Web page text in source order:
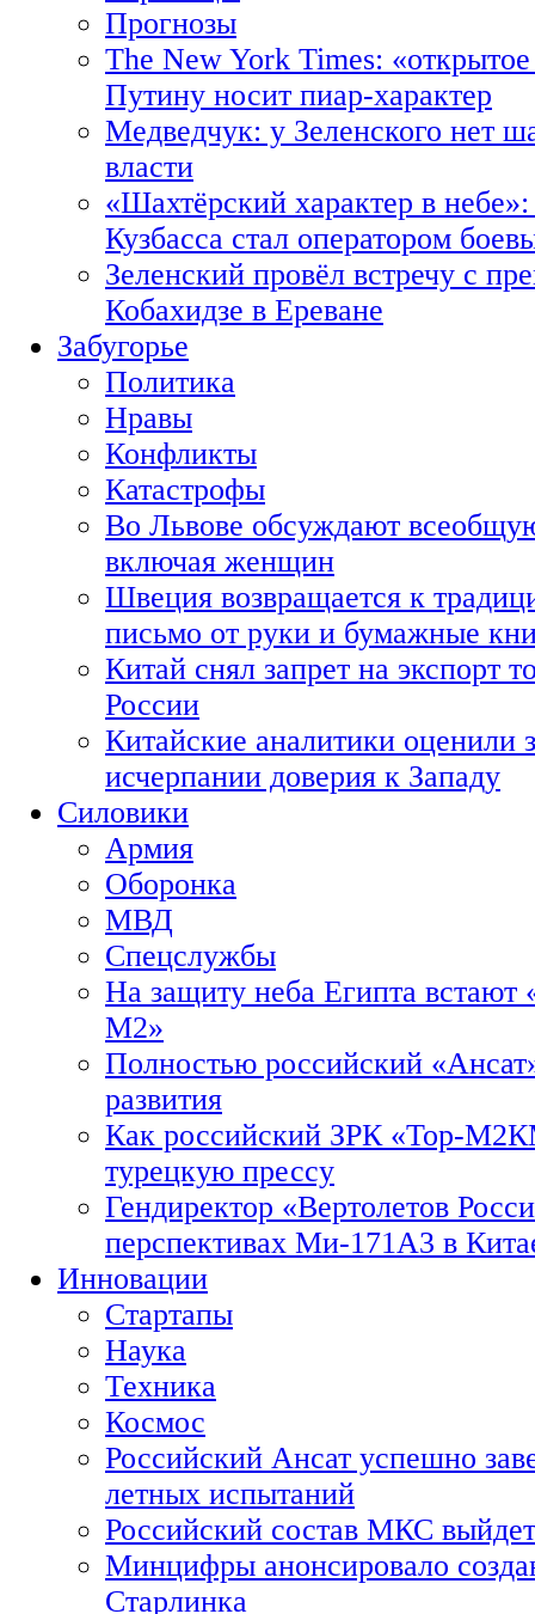
Прогнозы
The New York Times:
Путину носит пиар-характер
Медведчук: у Зеленского нет
власти
«Шахтёрский характер в
Кузбасса стал оператором
Зеленский провёл встречу с
Кобахидзе в Ереване
Забугорье
Политика
Нравы
Конфликты
Катастрофы
Во Львове обсуждают
включая женщин
Швеция возвращается к
письмо от руки и бумажные
Китай снял запрет на экспорт
России
Китайские аналитики оценили
исчерпании доверия к Западу
Силовики
Армия
Оборонка
МВД
Спецслужбы
На защиту неба Египта встают
М2»
Полностью российский
развития
Как российский ЗРК «Тор-
турецкую прессу
Гендиректор «Вертолетов
перспективах Ми-171А3 в
Инновации
Стартапы
Наука
Техника
Космос
Российский Ансат успешно
летных испытаний
Российский состав МКС
Минцифры анонсировало
Старлинка